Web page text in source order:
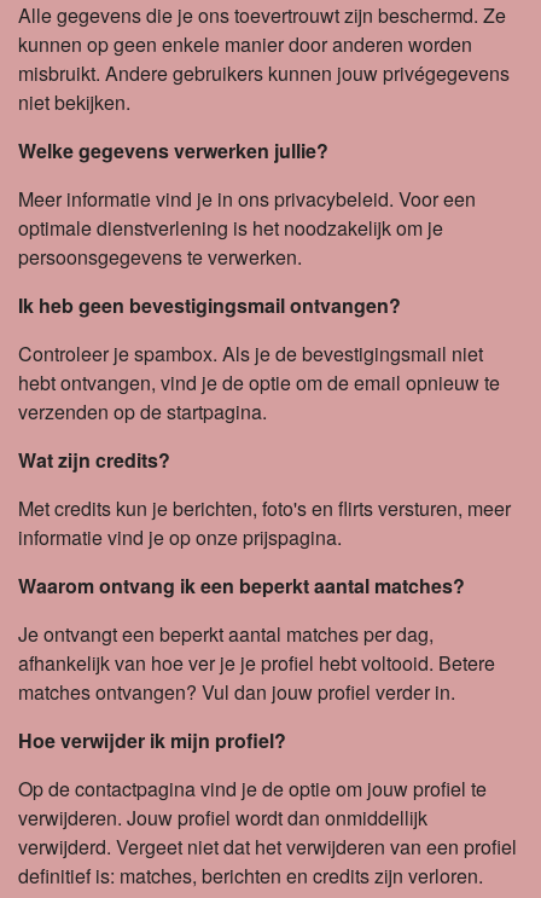
Alle gegevens die je ons toevertrouwt zijn beschermd. Ze
kunnen op geen enkele manier door anderen worden
misbruikt. Andere gebruikers kunnen jouw privégegevens
niet bekijken.
Welke gegevens verwerken jullie?
Meer informatie vind je in ons privacybeleid. Voor een
optimale dienstverlening is het noodzakelijk om je
persoonsgegevens te verwerken.
Ik heb geen bevestigingsmail ontvangen?
Controleer je spambox. Als je de bevestigingsmail niet
hebt ontvangen, vind je de optie om de email opnieuw te
verzenden op de startpagina.
Wat zijn credits?
Met credits kun je berichten, foto's en flirts versturen, meer
informatie vind je op onze prijspagina.
Waarom ontvang ik een beperkt aantal matches?
Je ontvangt een beperkt aantal matches per dag,
afhankelijk van hoe ver je je profiel hebt voltooid. Betere
matches ontvangen? Vul dan jouw profiel verder in.
Hoe verwijder ik mijn profiel?
Op de contactpagina vind je de optie om jouw profiel te
verwijderen. Jouw profiel wordt dan onmiddellijk
verwijderd. Vergeet niet dat het verwijderen van een profiel
definitief is: matches, berichten en credits zijn verloren.